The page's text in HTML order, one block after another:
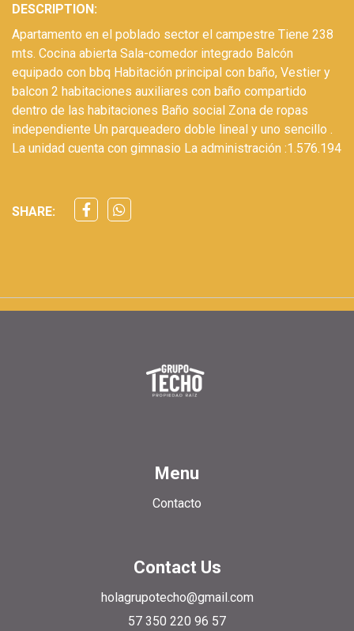
DESCRIPTION:
Apartamento en el poblado sector el campestre Tiene 238
mts. Cocina abierta Sala-comedor integrado Balcón
equipado con bbq Habitación principal con baño, Vestier y
balcon 2 habitaciones auxiliares con baño compartido
dentro de las habitaciones Baño social Zona de ropas
independiente Un parqueadero doble lineal y uno sencillo .
La unidad cuenta con gimnasio La administración :1.576.194
SHARE:
Menu
Contacto
Contact Us
holagrupotecho@gmail.com
57 350 220 96 57